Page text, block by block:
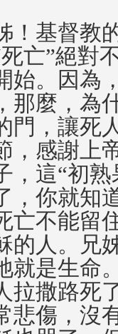
！基督教
亡”絕對
始。因為
那麼，為
門，讓死
，感謝上
，這“初
，你就知
亡不能留
的人。兄
就是生命
拉撒路死
悲傷，沒